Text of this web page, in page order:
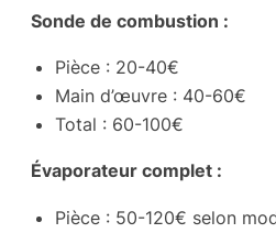
Sonde de combustion :
Pièce : 20-40€
Main d’œuvre : 40-60€
Total : 60-100€
Évaporateur complet :
Pièce : 50-120€ selon